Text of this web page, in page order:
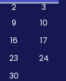
2
3
9
10
16
17
23
24
30